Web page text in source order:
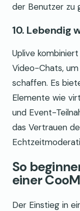
der Benutzer zu
10. Lebendig
Uplive
Video-Chats,
schaffen. Es
Elemente wie
und Event-
das Vertrauen
So
einer
Der Einstieg in